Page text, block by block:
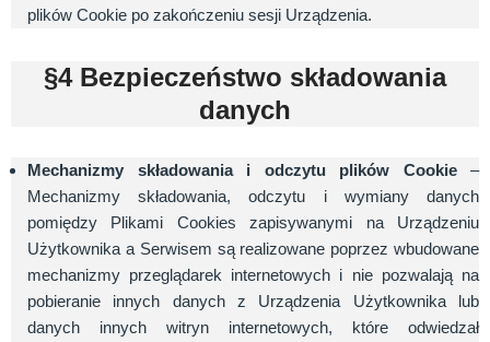
plików Cookie po zakończeniu sesji Urządzenia.
§4 Bezpieczeństwo składowania
danych
Mechanizmy składowania i odczytu plików Cookie–
Mechanizmy składowania, odczytu i wymiany danych
pomiędzy Plikami Cookies zapisywanymi na Urządzeniu
Użytkownika a Serwisem są realizowane poprzez wbudowane
mechanizmy przeglądarek internetowych i nie pozwalają na
pobieranie innych danych z Urządzenia Użytkownika lub
danych innych witryn internetowych, które odwiedzał